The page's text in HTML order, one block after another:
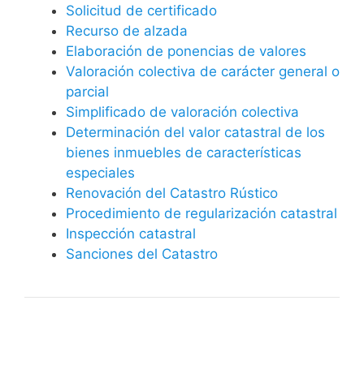
Solicitud de certificado
Recurso de alzada
Elaboración de ponencias de valores
Valoración colectiva de carácter general o
parcial
Simplificado de valoración colectiva
Determinación del valor catastral de los
bienes inmuebles de características
especiales
Renovación del Catastro Rústico
Procedimiento de regularización catastral
Inspección catastral
Sanciones del Catastro